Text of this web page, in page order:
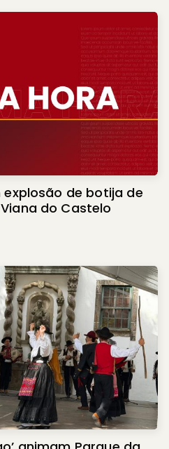
de botija de
do Castelo